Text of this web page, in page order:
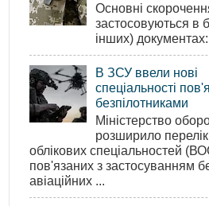
Основні
застосовуються в
інших) документах:
В ЗСУ ввели нові
спеціальності
безпілотниками
Міністерство
розширило
облікових спеціальностей
пов'язаних з застосуванням
авіаційних ...